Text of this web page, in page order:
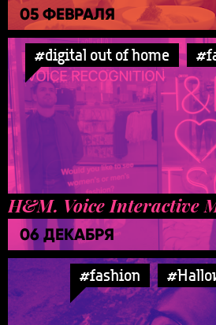
05 ФЕВРАЛЯ
#digital out of home
H&M. Voice Interactive
06 ДЕКАБРЯ
#fashion